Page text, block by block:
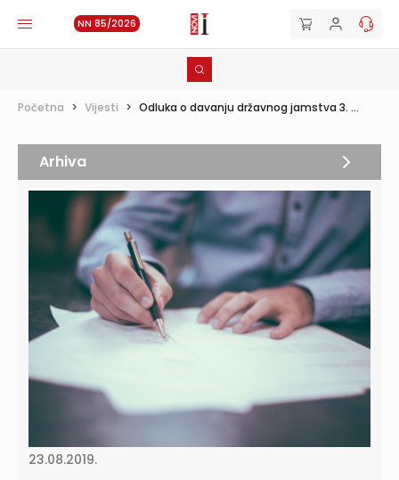
NN 85/2026
Početna > Vijesti > Odluka o davanju državnog jamstva 3. ...
23.08.2019.
Arhiva